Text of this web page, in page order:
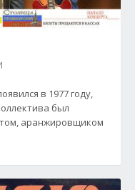
в 1977 году,
был
аранжировщиком